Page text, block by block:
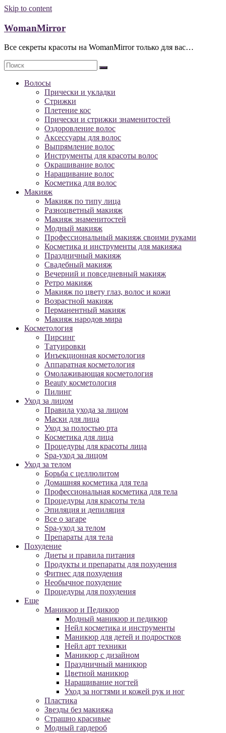
Skip to content
WomanMirror
Все секреты красоты на WomanMirror только для вас…
Волосы
Прически и укладки
Стрижки
Плетение кос
Прически и стрижки знаменитостей
Оздоровление волос
Аксессуары для волос
Выпрямление волос
Инструменты для красоты волос
Окрашивание волос
Наращивание волос
Косметика для волос
Макияж
Макияж по типу лица
Разноцветный макияж
Макияж знаменитостей
Модный макияж
Профессиональный макияж своими руками
Косметика и инструменты для макияжа
Праздничный макияж
Свадебный макияж
Вечерний и повседневный макияж
Ретро макияж
Макияж по цвету глаз, волос и кожи
Возрастной макияж
Перманентный макияж
Макияж народов мира
Косметология
Пирсинг
Татуировки
Инъекционная косметология
Аппаратная косметология
Омолаживающая косметология
Beauty косметология
Пилинг
Уход за лицом
Правила ухода за лицом
Маски для лица
Уход за полостью рта
Косметика для лица
Процедуры для красоты лица
Spa-уход за лицом
Уход за телом
Борьба с целлюлитом
Домашняя косметика для тела
Профессиональная косметика для тела
Процедуры для красоты тела
Эпиляция и депиляция
Все о загаре
Spa-уход за телом
Препараты для тела
Похудение
Диеты и правила питания
Продукты и препараты для похудения
Фитнес для похудения
Необычное похудение
Процедуры для похудения
Еще
Маникюр и Педикюр
Модный маникюр и педикюр
Нейл косметика и инструменты
Маникюр для детей и подростков
Нейл арт техники
Маникюр с дизайном
Праздничный маникюр
Цветной маникюр
Наращивание ногтей
Уход за ногтями и кожей рук и ног
Пластика
Звезды без макияжа
Страшно красивые
Модный гардероб